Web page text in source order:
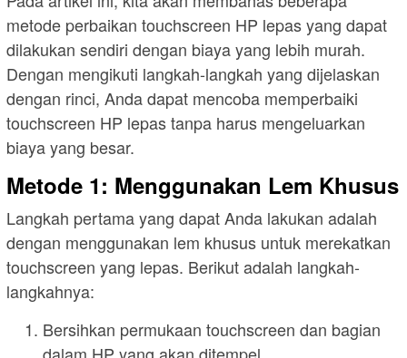
metode perbaikan touchscreen HP lepas yang dapat
dilakukan sendiri dengan biaya yang lebih murah.
Dengan mengikuti langkah-langkah yang dijelaskan
dengan rinci, Anda dapat mencoba memperbaiki
touchscreen HP lepas tanpa harus mengeluarkan
biaya yang besar.
Metode 1: Menggunakan Lem Khusus
Langkah pertama yang dapat Anda lakukan adalah
dengan menggunakan lem khusus untuk merekatkan
touchscreen yang lepas. Berikut adalah langkah-
langkahnya:
Bersihkan permukaan touchscreen dan bagian
dalam HP yang akan ditempel.